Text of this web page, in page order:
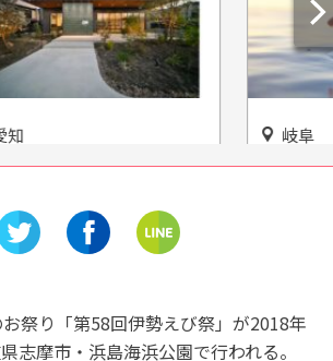
知
894(スタジオ ヤク
岐阜
大垣ら
祭り「第58回伊勢えび祭」が2018年
志摩市・浜島海浜公園で行われる。